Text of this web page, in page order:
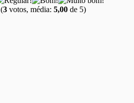
(3 votos, média: 5,00 de 5)